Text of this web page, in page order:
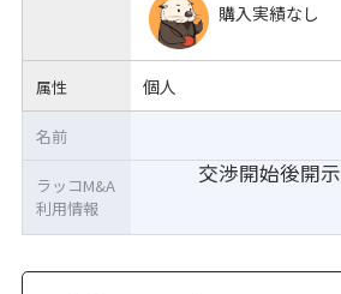
購入実績なし
属性 個人
交渉開始後開示
名前
ラッコM&A
利用情報